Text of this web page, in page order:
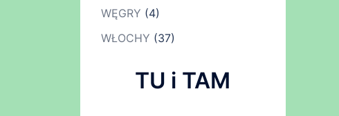
WĘGRY (4)
WŁOCHY (37)
TU i TAM